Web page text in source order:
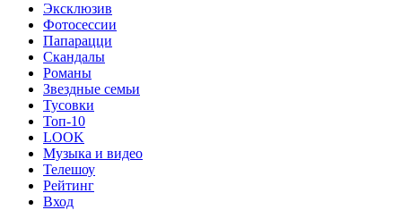
Эксклюзив
Фотосессии
Папарацци
Скандалы
Романы
Звездные семьи
Тусовки
Топ-10
LOOK
Музыка и видео
Телешоу
Рейтинг
Вход